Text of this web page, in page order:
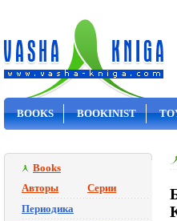
BOOKS BOOKINIST
Books
Авторы
Серии
Периодика